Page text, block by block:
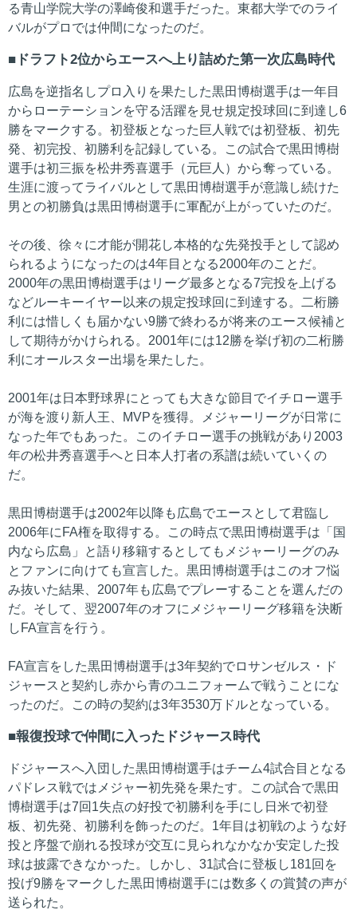
る青山学院大学の澤崎俊和選手だった。東都大学でのライ
バルがプロでは仲間になったのだ。
ドラフト2位からエースへ上り詰めた第一次広島時代
広島を逆指名しプロ入りを果たした黒田博樹選手は一年目
からローテーションを守る活躍を見せ規定投球回に到達し6
勝をマークする。初登板となった巨人戦では初登板、初先
発、初完投、初勝利を記録している。この試合で黒田博樹
選手は初三振を松井秀喜選手（元巨人）から奪っている。
生涯に渡ってライバルとして黒田博樹選手が意識し続けた
男との初勝負は黒田博樹選手に軍配が上がっていたのだ。
その後、徐々に才能が開花し本格的な先発投手として認め
られるようになったのは4年目となる2000年のことだ。
2000年の黒田博樹選手はリーグ最多となる7完投を上げる
などルーキーイヤー以来の規定投球回に到達する。二桁勝
利には惜しくも届かない9勝で終わるが将来のエース候補と
して期待がかけられる。2001年には12勝を挙げ初の二桁勝
利にオールスター出場を果たした。
2001年は日本野球界にとっても大きな節目でイチロー選手
が海を渡り新人王、MVPを獲得。メジャーリーグが日常に
なった年でもあった。このイチロー選手の挑戦があり2003
年の松井秀喜選手へと日本人打者の系譜は続いていくの
だ。
黒田博樹選手は2002年以降も広島でエースとして君臨し
2006年にFA権を取得する。この時点で黒田博樹選手は「国
内なら広島」と語り移籍するとしてもメジャーリーグのみ
とファンに向けても宣言した。黒田博樹選手はこのオフ悩
み抜いた結果、2007年も広島でプレーすることを選んだの
だ。そして、翌2007年のオフにメジャーリーグ移籍を決断
しFA宣言を行う。
FA宣言をした黒田博樹選手は3年契約でロサンゼルス・ド
ジャースと契約し赤から青のユニフォームで戦うことにな
ったのだ。この時の契約は3年3530万ドルとなっている。
報復投球で仲間に入ったドジャース時代
ドジャースへ入団した黒田博樹選手はチーム4試合目となる
パドレス戦ではメジャー初先発を果たす。この試合で黒田
博樹選手は7回1失点の好投で初勝利を手にし日米で初登
板、初先発、初勝利を飾ったのだ。1年目は初戦のような好
投と序盤で崩れる投球が交互に見られなかなか安定した投
球は披露できなかった。しかし、31試合に登板し181回を
投げ9勝をマークした黒田博樹選手には数多くの賞賛の声が
送られた。